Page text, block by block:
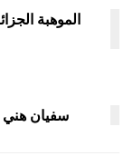
الموهبة
سفيان هني